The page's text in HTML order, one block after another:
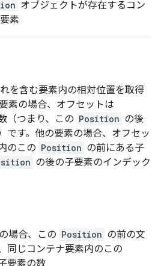
オブジェクトが存在するコン
要素
を含む要素内の相対位置を取得
要素の場合、オフセットは
（つまり、この Position の後
です。他の要素の場合、オフセッ
のこの Position の前にある子
の後の子要素のインデック
場合、この Position の前の文
同じコンテナ要素内のこの
要素の数